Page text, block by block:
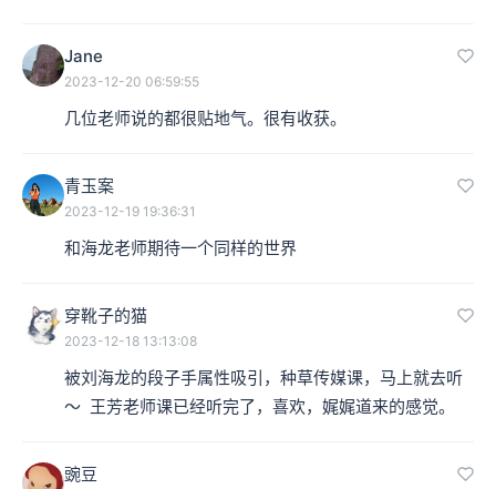
Jane
2023-12-20 06:59:55
几位老师说的都很贴地气。很有收获。
青玉案
2023-12-19 19:36:31
和海龙老师期待一个同样的世界
穿靴子的猫
2023-12-18 13:13:08
被刘海龙的段子手属性吸引，种草传媒课，马上就去听
～  王芳老师课已经听完了，喜欢，娓娓道来的感觉。
豌豆